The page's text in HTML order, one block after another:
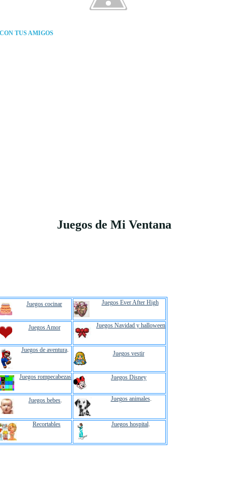
TUS AMIGOS
Juegos de Mi Ventana
Juegos cocinar Juegos Ever After High
Juegos Amor Juegos Navidad y halloween
Juegos de aventura. Juegos vestir
Juegos rompecabezas Juegos Disney
Juegos bebes. Juegos animales.
Recortables Juegos hospital.